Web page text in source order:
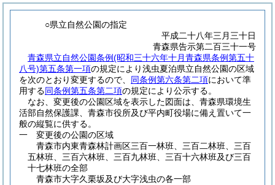
○県立自然公園の指定
平成二十八年三月三十日
青森県告示第二百三十一号
青森県立自然公園条例(昭和三十六年十月青森県条例第五十
八号)第五条第一項の規定により浅虫夏泊県立自然公園の区域
を次のとおり変更するので、 同条例第六条第二項において準
用する同条例第五条第二項の規定により公示する。
なお、変更後の公園区域を表示した図面は、青森県環境生
活部自然保護課、青森市役所及び平内町役場に備え置いて一
般の縦覧に供する。
一 変更後の公園の区域
青森市内東青森林計画区三百一林班、三百二林班、三百
五林班、三百六林班、三百九林班、三百十六林班及び三百
十七林班の全部
青森市大字久栗坂及び大字浅虫の各一部